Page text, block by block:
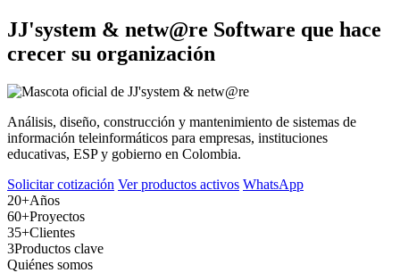
JJ'system & netw@re Software que hace
crecer su organización
Análisis, diseño, construcción y mantenimiento de sistemas de
información teleinformáticos para empresas, instituciones
educativas, ESP y gobierno en Colombia.
Solicitar cotización Ver productos activos WhatsApp
20+Años
60+Proyectos
35+Clientes
3Productos clave
Quiénes somos